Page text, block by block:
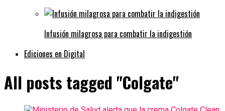
Infusión milagrosa para combatir la indigestión
Ediciones en Digital
All posts tagged "Colgate"